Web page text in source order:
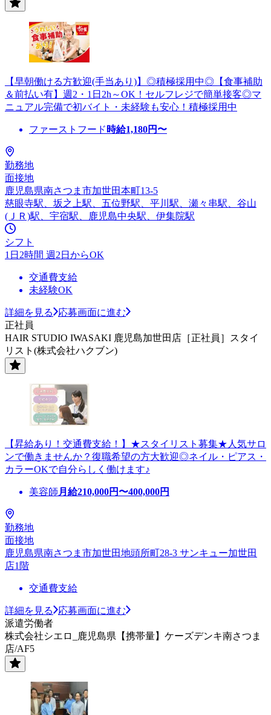
【早朝働ける方歓迎(手当あり)】◎積極採用中◎【食事補助
＆前払い有】週2・1日2h～OK！セルフレジで簡単接客◎マ
ニュアル完備で初バイト・未経験も安心！積極採用中
ファーストフード 時給1,180円〜
勤務地
面接地
鹿児島県南さつま市加世田本町13-5
慈眼寺駅、坂之上駅、五位野駅、平川駅、瀬々串駅、谷山
(ＪＲ)駅、宇宿駅、鹿児島中央駅、伊集院駅
シフト
1日2時間 週2日からOK
交通費支給
未経験OK
詳細を見る
応募画面に進む
正社員
HAIR STUDIO IWASAKI 鹿児島加世田店［正社員］スタイ
リスト(株式会社ハクブン)
【昇給あり！交通費支給！】★スタイリスト募集★人気サロ
ンで働きませんか？復職希望の方大歓迎◎ネイル・ピアス・
カラーOKで自分らしく働けます♪
美容師 月給210,000円〜400,000円
勤務地
面接地
鹿児島県南さつま市加世田地頭所町28-3 サンキュー加世田
店1階
交通費支給
詳細を見る
応募画面に進む
派遣労働者
株式会社シエロ_鹿児島県【携帯量】ケーズデンキ南さつま
店/AF5